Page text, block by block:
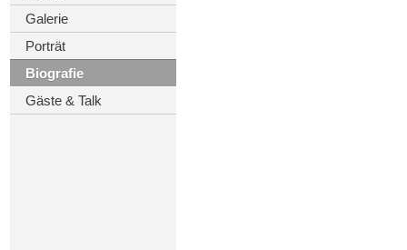
Galerie
Porträt
Biografie
Gäste & Talk